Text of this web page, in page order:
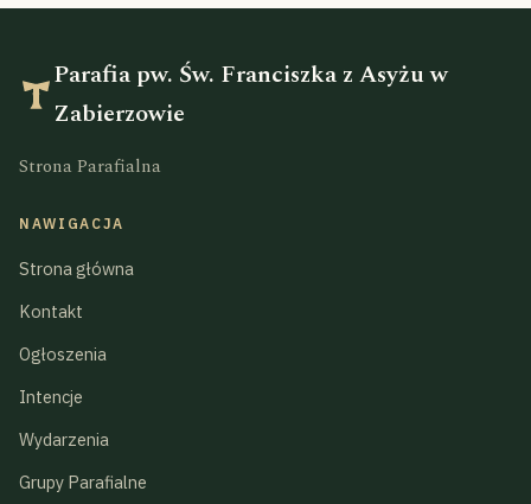
Parafia pw. Św. Franciszka z Asyżu w
Zabierzowie
Strona Parafialna
NAWIGACJA
Strona główna
Kontakt
Ogłoszenia
Intencje
Wydarzenia
Grupy Parafialne